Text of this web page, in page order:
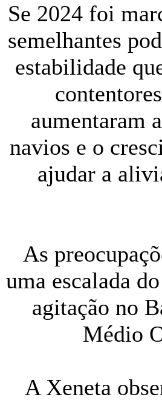
Se 2024 foi
semelhantes
estabilidade
aumentaram
navios e o
ajudar a
As
uma escalada
agitação no
Médio
A Xeneta